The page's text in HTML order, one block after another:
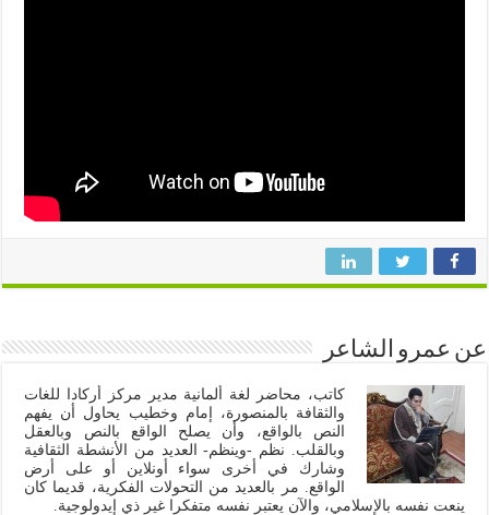
عن عمرو الشاعر
كاتب، محاضر لغة ألمانية مدير مركز أركادا للغات
والثقافة بالمنصورة، إمام وخطيب يحاول أن يفهم
النص بالواقع، وأن يصلح الواقع بالنص وبالعقل
وبالقلب. نظم -وينظم- العديد من الأنشطة الثقافية
وشارك في أخرى سواء أونلاين أو على أرض
الواقع. مر بالعديد من التحولات الفكرية، قديما كان
ينعت نفسه بالإسلامي، والآن يعتبر نفسه متفكرا غير ذي إيدولوجية.